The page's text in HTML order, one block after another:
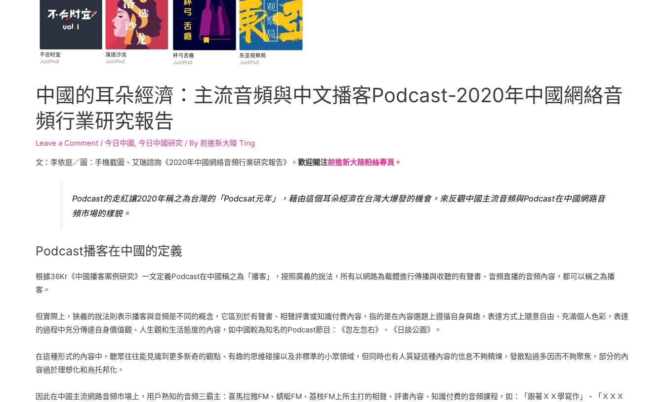
中國的耳朵經濟：主流音頻與中文播客Podcast-2020年中國網絡音
頻行業研究報告
Leave a Comment / 今日中國, 今日中國研究 / By 前進新大陸 Ting
文：李依庭／圖：手機截圖、艾瑞諮詢《2020年中國網絡音頻行業研究報告》。 歡迎關注前進新大陸粉絲專頁。
Podcast的走紅讓2020年稱之為台灣的「Podcsat元年」，藉由這個耳朵經濟在台灣大爆發的機會，來反觀中國主流音頻與Podcast在中國網路音
頻市場的樣貌。
Podcast播客在中國的定義
根據36Kr《中國播客案例研究》一文定義Podcast在中國稱之為「播客」，按照廣義的說法，所有以網路為載體進行傳播與收聽的有聲書、音頻直播的音頻內容，都可以稱之為播
客。
但實際上，狹義的說法則表示播客與音頻是不同的概念，它區別於有聲書、相聲評書或知識付費內容，指的是在內容選題上遵循自身興趣，表達方式上隨意自由、充滿個人色彩，表達
的過程中充分傳達自身價值觀、人生觀和生活態度的內容，如中國較為知名的Podcast節目：《忽左忽右》、《日談公園》。
在這種形式的內容中，聽眾往往能見識到更多新奇的觀點、有趣的思維碰撞以及非標準的小眾領域，但同時也有人質疑這種內容的信息不夠精煉，發散點過多因而不夠聚焦，部分的內
容過於理想化和烏托邦化。
因此在中國主流網路音頻市場上，用戶熟知的音頻三霸主：喜馬拉雅FM、蜻蜓FM、荔枝FM上所主打的相聲、評書內容、知識付費的音頻課程，如：「跟著ＸＸ學寫作」、「ＸＸＸ